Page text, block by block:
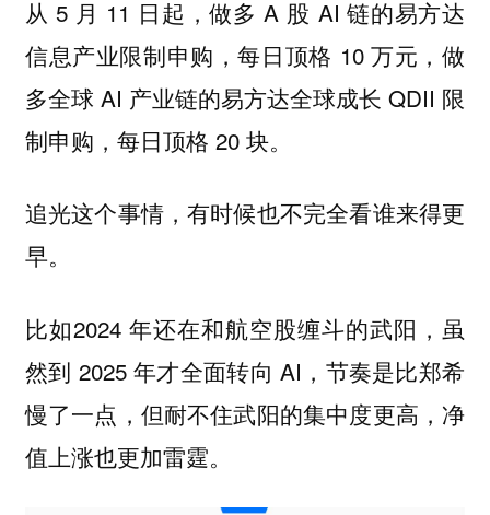
从 5 月 11 日起，做多 A 股 AI 链的易方达
信息产业限制申购，每日顶格 10 万元，做
多全球 AI 产业链的易方达全球成长 QDII 限
制申购，每日顶格 20 块。
追光这个事情，有时候也不完全看谁来得更
早。
比如2024 年还在和航空股缠斗的武阳，虽
然到 2025 年才全面转向 AI，节奏是比郑希
慢了一点，但耐不住武阳的集中度更高，净
值上涨也更加雷霆。